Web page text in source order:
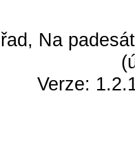
Na
Verze: